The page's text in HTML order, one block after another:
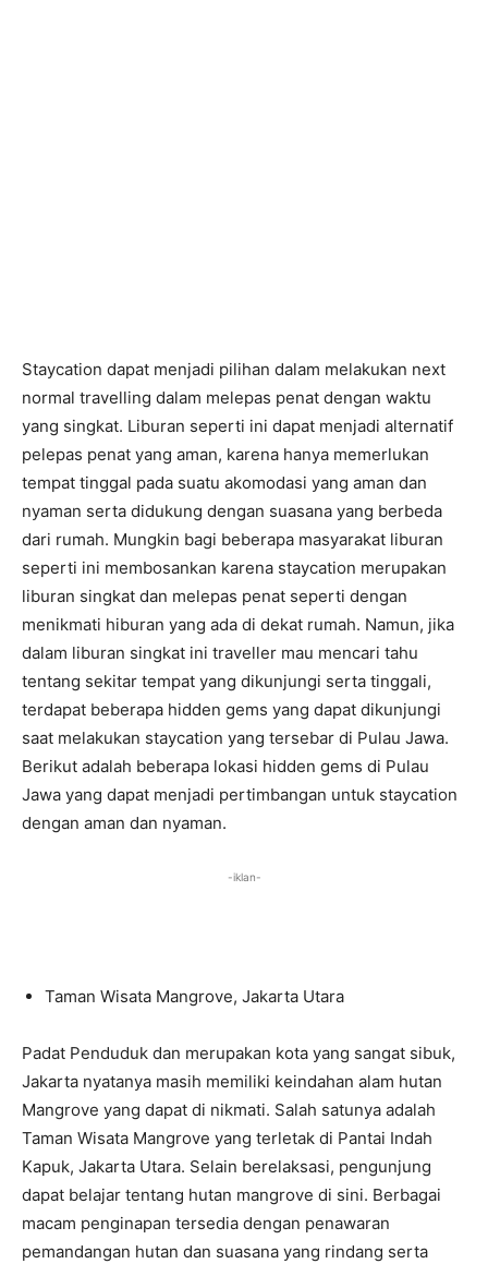
Staycation dapat menjadi pilihan dalam melakukan next
normal travelling dalam melepas penat dengan waktu
yang singkat. Liburan seperti ini dapat menjadi alternatif
pelepas penat yang aman, karena hanya memerlukan
tempat tinggal pada suatu akomodasi yang aman dan
nyaman serta didukung dengan suasana yang berbeda
dari rumah. Mungkin bagi beberapa masyarakat liburan
seperti ini membosankan karena staycation merupakan
liburan singkat dan melepas penat seperti dengan
menikmati hiburan yang ada di dekat rumah. Namun, jika
dalam liburan singkat ini traveller mau mencari tahu
tentang sekitar tempat yang dikunjungi serta tinggali,
terdapat beberapa hidden gems yang dapat dikunjungi
saat melakukan staycation yang tersebar di Pulau Jawa.
Berikut adalah beberapa lokasi hidden gems di Pulau
Jawa yang dapat menjadi pertimbangan untuk staycation
dengan aman dan nyaman.
-iklan-
Taman Wisata Mangrove, Jakarta Utara
Padat Penduduk dan merupakan kota yang sangat sibuk,
Jakarta nyatanya masih memiliki keindahan alam hutan
Mangrove yang dapat di nikmati. Salah satunya adalah
Taman Wisata Mangrove yang terletak di Pantai Indah
Kapuk, Jakarta Utara. Selain berelaksasi, pengunjung
dapat belajar tentang hutan mangrove di sini. Berbagai
macam penginapan tersedia dengan penawaran
pemandangan hutan dan suasana yang rindang serta